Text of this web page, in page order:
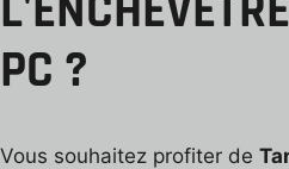
PC ?
Vous souhaitez profiter de